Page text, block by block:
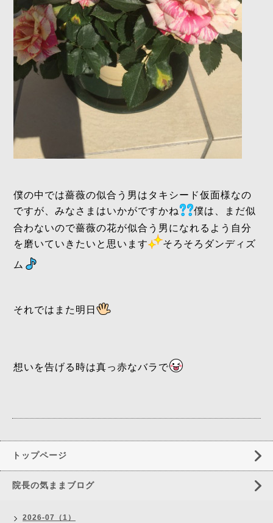
僕の中では薔薇の似合う男はタキシード仮面様なの
ですが、みなさまはいかがですかね
僕は、まだ似
合わないので薔薇の花が似合う男になれるよう自分
を磨いていきたいと思います
そろそろダンディズ
ム
それではまた明日
想いを告げる時は真っ赤なバラで
トップページ
院長の気ままブログ
2026-07（1）